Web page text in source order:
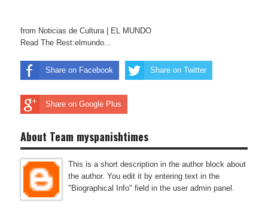
from Noticias de Cultura | EL MUNDO
Read The Rest:elmundo...
Share on Facebook Share on Twitter
Share on Google Plus
About Team myspanishtimes
This is a short description in the author block about
the author. You edit it by entering text in the
"Biographical Info" field in the user admin panel.